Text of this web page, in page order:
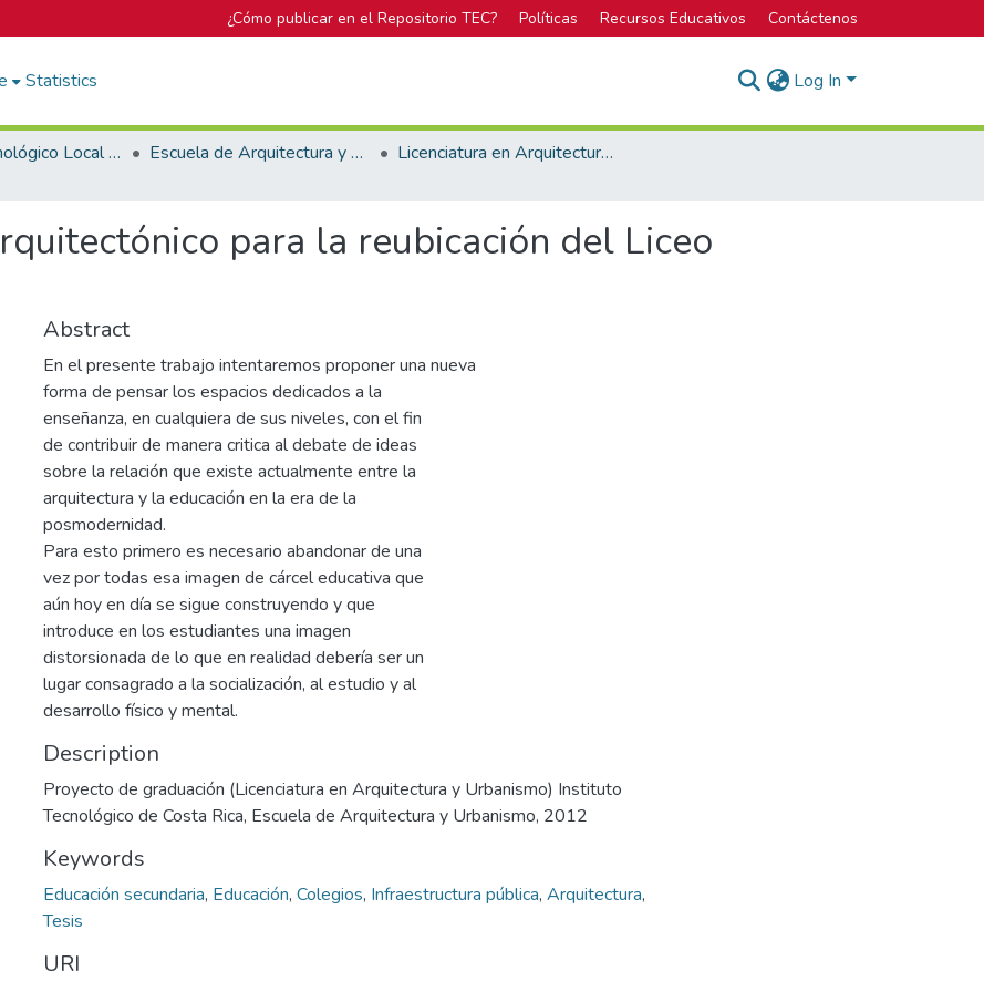
¿Cómo publicar en el Repositorio TEC? Políticas Recursos Educativos Contáctenos
Statistics Log In
Campus Tecnológico Local San José Escuela de Arquitectura y Urbanismo
Licenciatura en Arquitectura y Urbanismo
para la reubicación del Liceo
Abstract
En el presente trabajo intentaremos proponer una nueva
forma de pensar los espacios dedicados a la
enseñanza, en cualquiera de sus niveles, con el fin
de contribuir de manera critica al debate de ideas
sobre la relación que existe actualmente entre la
arquitectura y la educación en la era de la
posmodernidad.
Para esto primero es necesario abandonar de una
vez por todas esa imagen de cárcel educativa que
aún hoy en día se sigue construyendo y que
introduce en los estudiantes una imagen
distorsionada de lo que en realidad debería ser un
lugar consagrado a la socialización, al estudio y al
desarrollo físico y mental.
Description
Proyecto de graduación (Licenciatura en Arquitectura y Urbanismo) Instituto
Tecnológico de Costa Rica, Escuela de Arquitectura y Urbanismo, 2012
Keywords
Educación secundaria, Educación, Colegios, Infraestructura pública, Arquitectura,
Tesis
URI